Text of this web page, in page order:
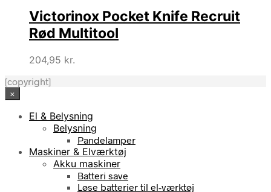
Victorinox Pocket Knife Recruit
Rød Multitool
204,95 kr.
[copyright]
×
El & Belysning
Belysning
Pandelamper
Maskiner & Elværktøj
Akku maskiner
Batteri save
Løse batterier til el-værktøj